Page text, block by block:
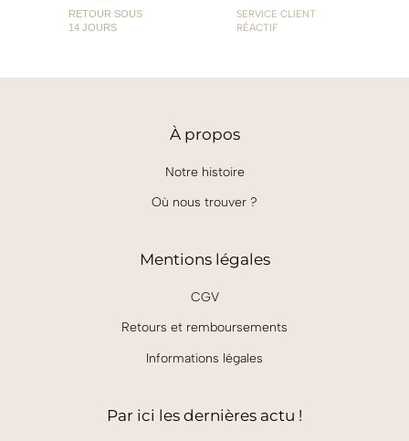
RETOUR SOUS
14 JOURS
SERVICE CLIENT
RÉACTIF
Àpropos
Notre histoire
Où nous trouver ?
Mentions légales
CGV
Retours et remboursements
Informations légales
Par ici les dernières actu !